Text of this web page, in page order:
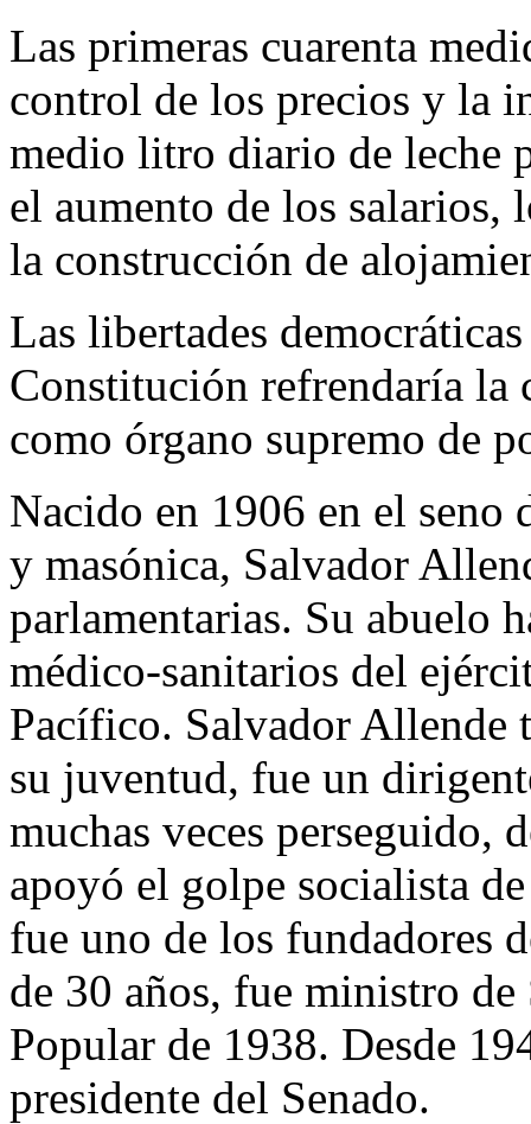
Las primeras cuarenta
control de los precios y la
medio litro diario de leche
el aumento de los salarios,
la construcción de
Las libertades
Constitución refrendaría la
como órgano supremo de
Nacido en 1906 en el
y masónica, Salvador
parlamentarias. Su abuelo
médico-sanitarios del
Pacífico. Salvador Allende
su juventud, fue un
muchas veces perseguido,
apoyó el golpe socialista
fue uno de los fundadores
de 30 años, fue ministro
Popular de 1938. Desde
presidente del Senado.